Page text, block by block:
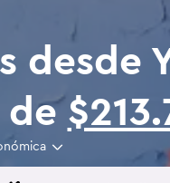
desde
de